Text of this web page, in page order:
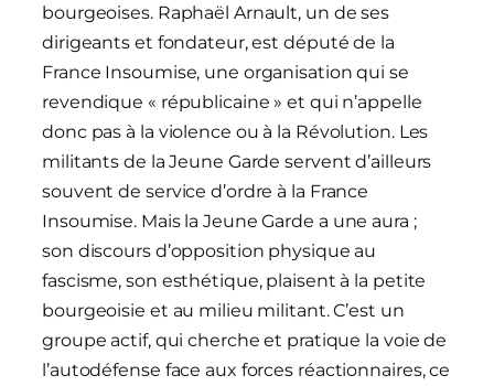
bourgeoises. Raphaël Arnault, un de ses
dirigeants et fondateur, est député de la
France Insoumise, une organisation qui se
revendique « républicaine » et qui n’appelle
donc pas à la violence ou à la Révolution. Les
militants de la Jeune Garde servent d’ailleurs
souvent de service d’ordre à la France
Insoumise. Mais la Jeune Garde a une aura ;
son discours d’opposition physique au
fascisme, son esthétique, plaisent à la petite
bourgeoisie et au milieu militant. C’est un
groupe actif, qui cherche et pratique la voie de
l’autodéfense face aux forces réactionnaires, ce